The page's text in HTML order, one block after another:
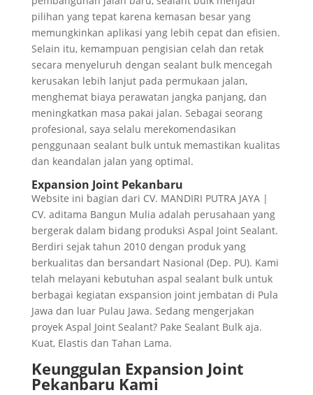
pilihan yang tepat karena kemasan besar yang
memungkinkan aplikasi yang lebih cepat dan efisien.
Selain itu, kemampuan pengisian celah dan retak
secara menyeluruh dengan sealant bulk mencegah
kerusakan lebih lanjut pada permukaan jalan,
menghemat biaya perawatan jangka panjang, dan
meningkatkan masa pakai jalan. Sebagai seorang
profesional, saya selalu merekomendasikan
penggunaan sealant bulk untuk memastikan kualitas
dan keandalan jalan yang optimal.
Expansion Joint Pekanbaru
Website ini bagian dari CV. MANDIRI PUTRA JAYA |
CV. aditama Bangun Mulia adalah perusahaan yang
bergerak dalam bidang produksi Aspal Joint Sealant.
Berdiri sejak tahun 2010 dengan produk yang
berkualitas dan bersandart Nasional (Dep. PU). Kami
telah melayani kebutuhan aspal sealant bulk untuk
berbagai kegiatan exspansion joint jembatan di Pula
Jawa dan luar Pulau Jawa. Sedang mengerjakan
proyek Aspal Joint Sealant? Pake Sealant Bulk aja.
Kuat, Elastis dan Tahan Lama.
Keunggulan Expansion Joint
Pekanbaru Kami